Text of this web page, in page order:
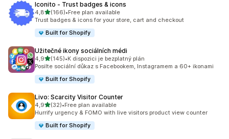
Iconito ‑ Trust badges & icons
4,8z 5 hvězd
(166)
Celkový počet recenzí: 166
•Free plan available
Trust badges & icons for your store, cart and checkout
Built for Shopify
Užitečné ikony sociálních médi
4,9z 5 hvězd
(145)
Celkový počet recenzí: 145
•K dispozici je bezplatný plán
Posilte sociální důkaz s Facebookem, Instagramem a 60+ ikonami
Built for Shopify
Livo: Scarcity Visitor Counter
4,9z 5 hvězd
(32)
Celkový počet recenzí: 32
•Free plan available
Hurrify urgency & FOMO with live visitors product view counter
Built for Shopify